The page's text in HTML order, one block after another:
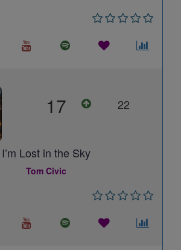
17 22
I’m Lost in the Sky
Tom Civic